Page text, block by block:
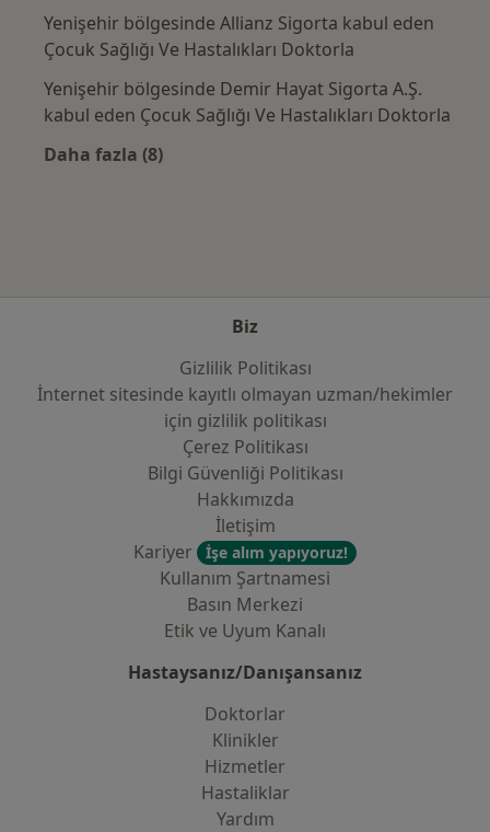
Yenişehir bölgesinde Allianz Sigorta kabul eden
Çocuk Sağlığı Ve Hastalıkları Doktorla
Yenişehir bölgesinde Demir Hayat Sigorta A.Ş.
kabul eden Çocuk Sağlığı Ve Hastalıkları Doktorla
Daha fazla (8)
Biz
Gizlilik Politikası
İnternet sitesinde kayıtlı olmayan uzman/hekimler
i̇çin gizlilik politikası
Çerez Politikası
Bilgi Güvenliği Politikası
Hakkımızda
İletişim
Kariyer
İşe alım yapıyoruz!
Kullanım Şartnamesi
Basın Merkezi
Etik ve Uyum Kanalı
Hastaysanız/Danışansanız
Doktorlar
Klinikler
Hizmetler
Hastaliklar
Yardım